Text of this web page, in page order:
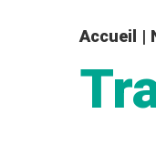
Accueil |